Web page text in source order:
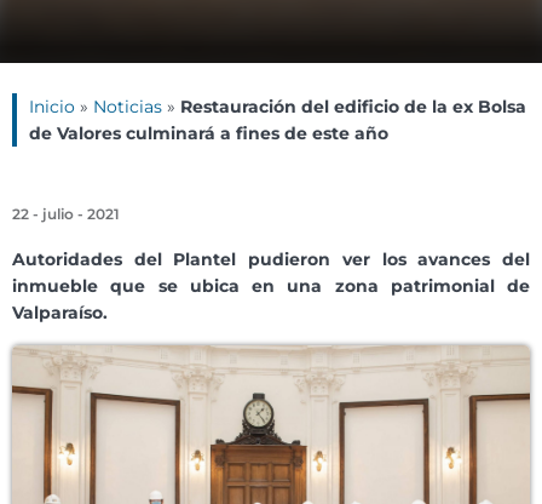
Inicio » Noticias » Restauración del edificio de la ex Bolsa
de Valores culminará a fines de este año
22 - julio - 2021
Autoridades del Plantel pudieron ver los avances del
inmueble que se ubica en una zona patrimonial de
Valparaíso.